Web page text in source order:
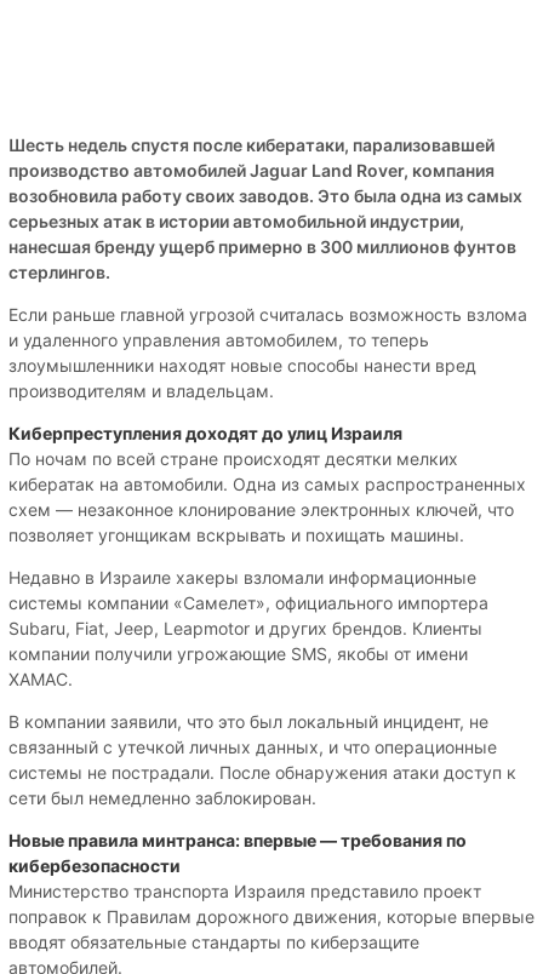
Шесть недель спустя после кибератаки, парализовавшей
производство автомобилей Jaguar Land Rover, компания
возобновила работу своих заводов. Это была одна из самых
серьезных атак в истории автомобильной индустрии,
нанесшая бренду ущерб примерно в 300 миллионов фунтов
стерлингов.
Если раньше главной угрозой считалась возможность взлома
и удаленного управления автомобилем, то теперь
злоумышленники находят новые способы нанести вред
производителям и владельцам.
Киберпреступления доходят до улиц Израиля
По ночам по всей стране происходят десятки мелких
кибератак на автомобили. Одна из самых распространенных
схем — незаконное клонирование электронных ключей, что
позволяет угонщикам вскрывать и похищать машины.
Недавно в Израиле хакеры взломали информационные
системы компании «Самелет», официального импортера
Subaru, Fiat, Jeep, Leapmotor и других брендов. Клиенты
компании получили угрожающие SMS, якобы от имени
ХАМАС.
В компании заявили, что это был локальный инцидент, не
связанный с утечкой личных данных, и что операционные
системы не пострадали. После обнаружения атаки доступ к
сети был немедленно заблокирован.
Новые правила минтранса: впервые — требования по
кибербезопасности
Министерство транспорта Израиля представило проект
поправок к Правилам дорожного движения, которые впервые
вводят обязательные стандарты по киберзащите
автомобилей.